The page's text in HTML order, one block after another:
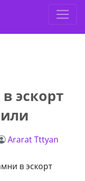
эскорт
Ararat Tttyan